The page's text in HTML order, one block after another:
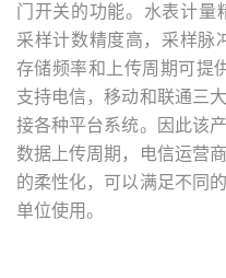
门开关的功能。水表计量
采样计数精度高，采样脉
存储频率和上传周期可提
支持电信，移动和联通三
接各种平台系统。因此该
数据上传周期，电信运营
的柔性化，可以满足不同
单位使用。